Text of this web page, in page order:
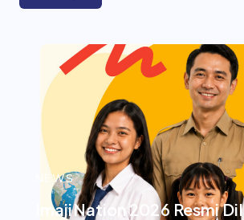
NEWS
ImajiNation 2026 Resmi